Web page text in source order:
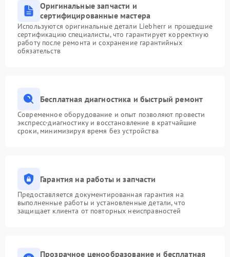
Оригинальные запчасти и
сертифицированные мастера
Используются оригинальные детали Liebherr и прошедшие
сертификацию специалисты, что гарантирует корректную
работу после ремонта и сохранение гарантийных
обязательств
Бесплатная диагностика и быстрый ремонт
Современное оборудование и опыт позволяют провести
экспресс-диагностику и восстановление в кратчайшие
сроки, минимизируя время без устройства
Гарантия на работы и запчасти
Предоставляется документированная гарантия на
выполненные работы и установленные детали, что
защищает клиента от повторных неисправностей
Прозрачное ценообразование и бесплатная